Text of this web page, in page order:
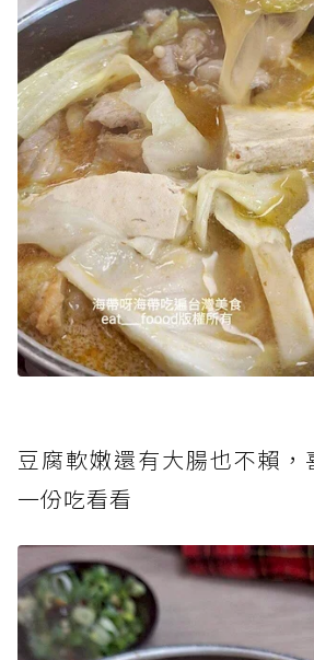
豆腐軟嫩還有大腸也不賴
一份吃看看